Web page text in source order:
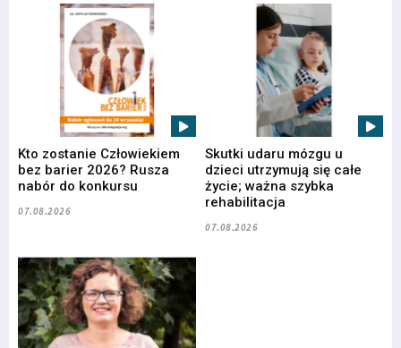
Kto zostanie Człowiekiem
bez barier 2026? Rusza
nabór do konkursu
07.08.2026
Skutki udaru mózgu u
dzieci utrzymują się całe
życie; ważna szybka
rehabilitacja
07.08.2026